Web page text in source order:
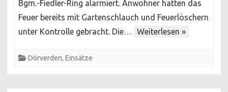
Bgm.-Fiedler-Ring alarmiert. Anwohner hatten das
Feuer bereits mit Gartenschlauch und Feuerlöschern
unter Kontrolle gebracht. Die…
Weiterlesen »
Dörverden, Einsätze